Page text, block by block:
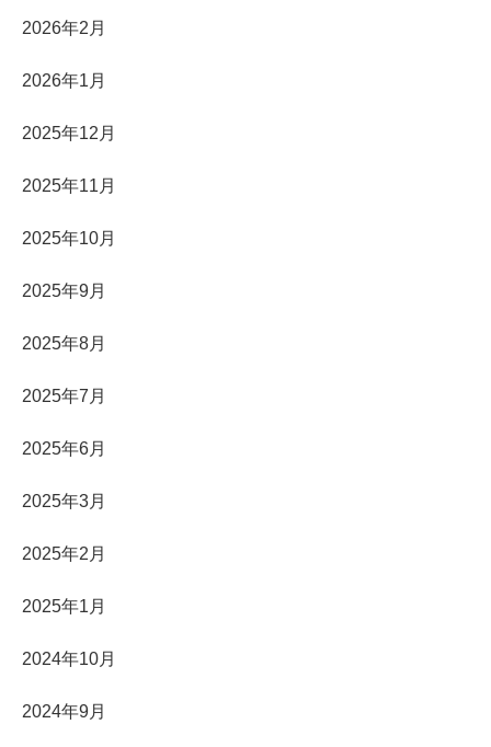
2026年2月
2026年1月
2025年12月
2025年11月
2025年10月
2025年9月
2025年8月
2025年7月
2025年6月
2025年3月
2025年2月
2025年1月
2024年10月
2024年9月